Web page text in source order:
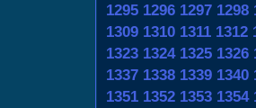
1295 1296 1297 1298
1309 1310 1311 1312
1323 1324 1325 1326
1337 1338 1339 1340
1351 1352 1353 1354